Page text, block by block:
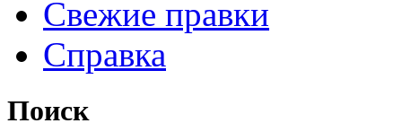
Свежие правки
Справка
Поиск